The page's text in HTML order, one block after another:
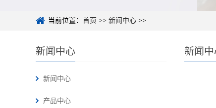
当前位置： 首页 >> 新闻中心 >>
新闻中心
新闻中心
产品中心
新闻中